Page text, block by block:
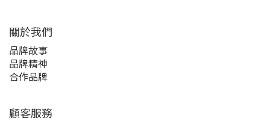
關於我們
品牌故事
品牌精神
合作品牌
顧客服務